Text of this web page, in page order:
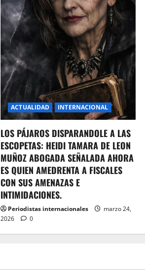
ACTUALIDAD INTERNACIONAL
LOS PÁJAROS DISPARANDOLE A LAS
ESCOPETAS: HEIDI TAMARA DE LEON
MUÑOZ ABOGADA SEÑALADA AHORA
ES QUIEN AMEDRENTA A FISCALES
CON SUS AMENAZAS E
INTIMIDACIONES.
Periodistas internacionales
marzo 24,
2026
0